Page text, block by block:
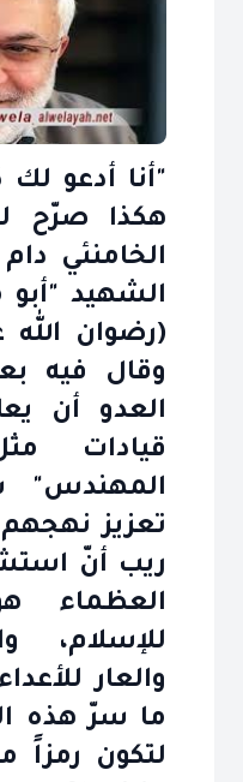
"أنا أدعو
هكذا صرّح
الخامنئي
الشهيد
(رضوان
وقال فيه
العدو أن
قيادات
المهندس"
تعزيز نهجهم
ريب أنّ
العظماء
للإسلام،
ما سرّ هذه
لتكون رمزاً